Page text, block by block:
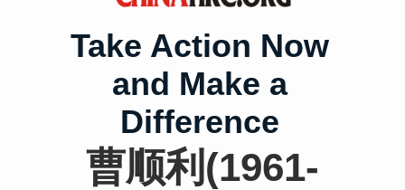
Take Action Now
and Make a
Difference
曹顺利(1961-